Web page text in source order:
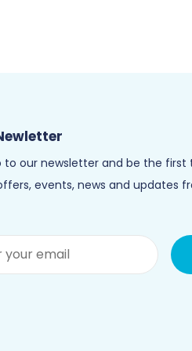
to our newsletter and be the first
events, news and updates